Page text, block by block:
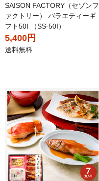
SAISON FACTORY（セゾンフ
ァクトリー） バラエティーギ
フト50I （SS-50I）
5,400円
送料無料